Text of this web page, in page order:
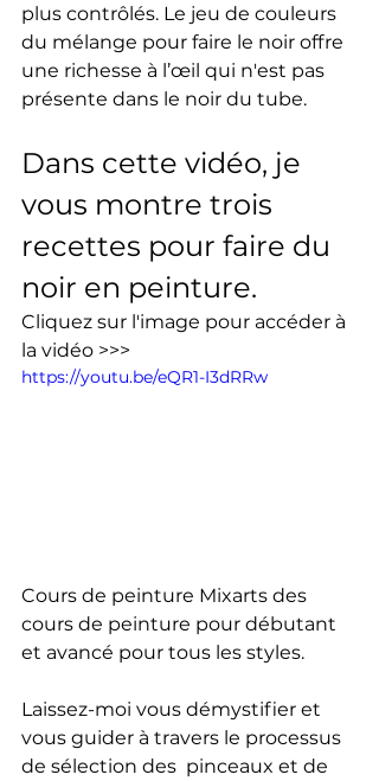
plus contrôlés. Le jeu de couleurs
du mélange pour faire le noir offre
une richesse à l’œil qui n'est pas
présente dans le noir du tube.
Dans cette vidéo, je
vous montre trois
recettes pour faire du
noir en peinture.
Cliquez sur l'image pour accéder à
la vidéo >>>
https://youtu.be/eQR1-I3dRRw
Cours de peinture Mixarts des
cours de peinture pour débutant
et avancé pour tous les styles.
Laissez-moi vous démystifier et
vous guider à travers le processus
de sélection des  pinceaux et de